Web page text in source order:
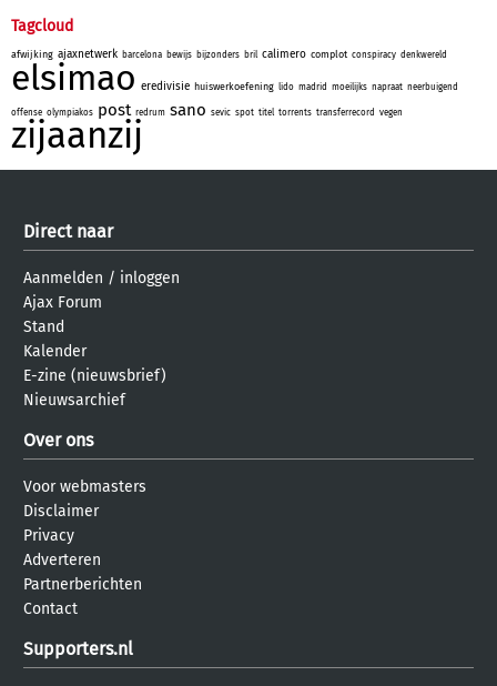
Tagcloud
afwijking ajaxnetwerk barcelona bewijs bijzonders bril calimero complot conspiracy denkwereld
elsimao eredivisie huiswerkoefening lido madrid moeilijks napraat neerbuigend
offense olympiakos post redrum sano sevic spot titel torrents transferrecord vegen
zijaanzij
Direct naar
Aanmelden / inloggen
Ajax Forum
Stand
Kalender
E-zine (nieuwsbrief)
Nieuwsarchief
Over ons
Voor webmasters
Disclaimer
Privacy
Adverteren
Partnerberichten
Contact
Supporters.nl